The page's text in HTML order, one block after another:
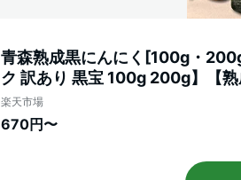
青森熟成黒にんにく[100g・
ク 訳あり 黒宝 100g 200g】【
にく 熟成】選べる重量 670円～
楽天市場
670円〜